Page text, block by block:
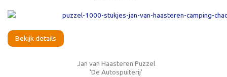
Bekijk details
Jan van Haasteren Puzzel
'De Autospuiterij'